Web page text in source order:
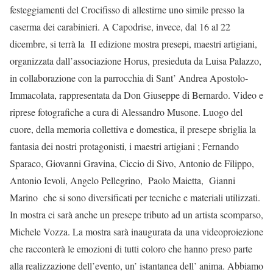
festeggiamenti del Crocifisso di allestirne uno simile presso la
caserma dei carabinieri. A Capodrise, invece, dal 16 al 22
dicembre, si terrà la II edizione mostra presepi, maestri artigiani,
organizzata dall’associazione Horus, presieduta da Luisa Palazzo,
in collaborazione con la parrocchia di Sant’ Andrea Apostolo-
Immacolata, rappresentata da Don Giuseppe di Bernardo. Video e
riprese fotografiche a cura di Alessandro Musone. Luogo del
cuore, della memoria collettiva e domestica, il presepe sbriglia la
fantasia dei nostri protagonisti, i maestri artigiani ; Fernando
Sparaco, Giovanni Gravina, Ciccio di Sivo, Antonio de Filippo,
Antonio Ievoli, Angelo Pellegrino, Paolo Maietta, Gianni
Marino che si sono diversificati per tecniche e materiali utilizzati.
In mostra ci sarà anche un presepe tributo ad un artista scomparso,
Michele Vozza. La mostra sarà inaugurata da una videoproiezione
che racconterà le emozioni di tutti coloro che hanno preso parte
alla realizzazione dell’evento, un’ istantanea dell’ anima. Abbiamo